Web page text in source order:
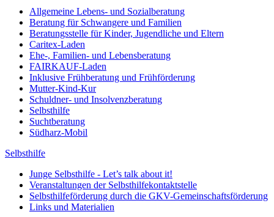
Allgemeine Lebens- und Sozialberatung
Beratung für Schwangere und Familien
Beratungsstelle für Kinder, Jugendliche und Eltern
Caritex-Laden
Ehe-, Familien- und Lebensberatung
FAIRKAUF-Laden
Inklusive Frühberatung und Frühförderung
Mutter-Kind-Kur
Schuldner- und Insolvenzberatung
Selbsthilfe
Suchtberatung
Südharz-Mobil
Selbsthilfe
Junge Selbsthilfe - Let’s talk about it!
Veranstaltungen der Selbsthilfekontaktstelle
Selbsthilfeförderung durch die GKV-Gemeinschaftsförderung
Links und Materialien